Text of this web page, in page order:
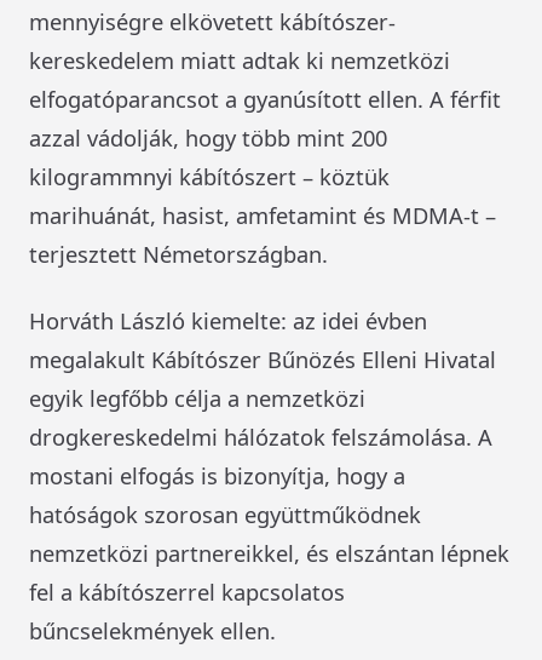
mennyiségre elkövetett kábítószer-
kereskedelem miatt adtak ki nemzetközi
elfogatóparancsot a gyanúsított ellen. A férfit
azzal vádolják, hogy több mint 200
kilogrammnyi kábítószert – köztük
marihuánát, hasist, amfetamint és MDMA-t –
terjesztett Németországban.
Horváth László kiemelte: az idei évben
megalakult Kábítószer Bűnözés Elleni Hivatal
egyik legfőbb célja a nemzetközi
drogkereskedelmi hálózatok felszámolása. A
mostani elfogás is bizonyítja, hogy a
hatóságok szorosan együttműködnek
nemzetközi partnereikkel, és elszántan lépnek
fel a kábítószerrel kapcsolatos
bűncselekmények ellen.